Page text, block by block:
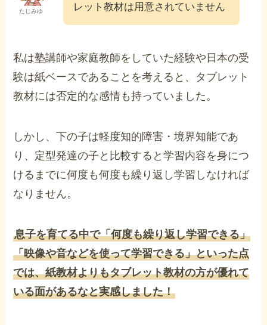
たじみゆ
レット教材は用意されていません
私は塾講師や家庭教師をしていた経験や日本の受
験は紙ベースであることを考えると、タブレット
教材には否定的な感情も持っていました。
しかし、下の子は軽度知的障害・境界知能であ
り、定型発達の子と比較すると学習内容を身につ
けるまでに何度も何度も繰り返し学習しなければ
なりません。
息子を育てる中で「何度も繰り返し学習できる」
「映像や音などを使って学習できる」といった点
では、紙教材よりもタブレット教材の方が優れて
いる面があるなと実感しました！